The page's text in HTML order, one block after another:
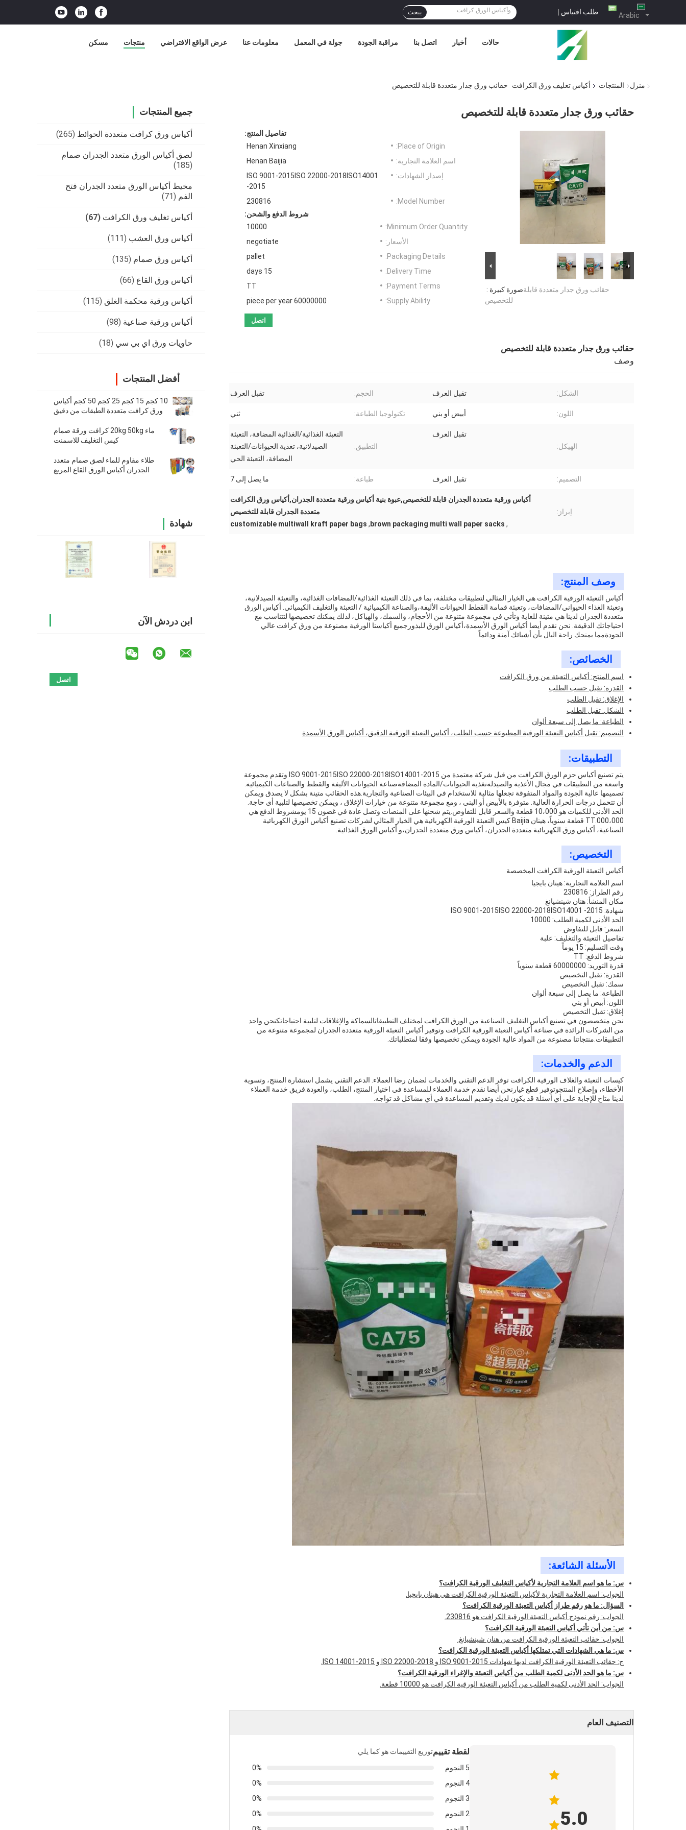
Arabic طلب اقتباس | يبحث
مسكن منتجات عرض الواقع الافتراضي معلومات عنا جولة في المعمل مراقبة الجودة اتصل بنا أخبار حالات
منزل المنتجات أكياس تغليف ورق الكرافت حقائب ورق جدار متعددة قابلة للتخصيص
جميع المنتجات
أكياس ورق كرافت متعددة الحوائط (265)
لصق أكياس الورق متعدد الجدران صمام
(185)
مخيط أكياس الورق متعدد الجدران فتح
الفم (71)
أكياس تغليف ورق الكرافت (67)
أكياس ورق العشب (111)
أكياس ورق صمام (135)
أكياس ورق القاع (66)
أكياس ورقية محكمة الغلق (115)
أكياس ورقية صناعية (98)
حاويات ورق اي بي سي (18)
أفضل المنتجات
10 كجم 15 كجم 25 كجم 50 كجم أكياس
ورق كرافت متعددة الطبقات من دقيق
ماء 20kg 50kg كرافت ورقة صمام
كيس التغليف للاسمنت
طلاء مقاوم للماء لصق صمام متعدد
الجدران أكياس الورق القاع المربع
شهادة
ابن دردش الآن
حقائب ورق جدار متعددة قابلة للتخصيص
صورة كبيرة :حقائب ورق جدار متعددة قابلة
للتخصيص
تفاصيل المنتج:
Place of Origin:
Henan Xinxiang
اسم العلامة التجارية:
Henan Baijia
إصدار الشهادات:
ISO 9001-2015ISO 22000-2018ISO14001
-2015
Model Number:
230816
شروط الدفع والشحن:
Minimum Order Quantity:
10000
الأسعار:
negotiate
Packaging Details:
pallet
Delivery Time:
15 days
Payment Terms:
TT
Supply Ability:
60000000 piece per year
اتصل
حقائب ورق جدار متعددة قابلة للتخصيص
وصف
الشكل: تقبل العرف الحجم: تقبل العرف
اللون: أبيض أو بني تكنولوجيا الطباعة: ثني
الهيكل:
تقبل العرف
التطبيق:
التعبئة الغذائية/الغذائية المضافة، التعبئة
الصيدلانية، تغذية الحيوانات/التعبئة
المضافة، التعبئة الحي
التصميم: تقبل العرف طباعة: ما يصل إلى 7
إبراز:
أكياس ورقية متعددة الجدران قابلة للتخصيص,عبوة بنية أكياس ورقية متعددة الجدران,أكياس ورق الكرافت
متعددة الجدران قابلة للتخصيص
,
brown packaging multi wall paper sacks
,
customizable multiwall kraft paper bags
وصف المنتج:
أكياس التعبئة الورقية الكرافت هي الخيار المثالي لتطبيقات مختلفة، بما في ذلك التعبئة الغذائية/المضافات الغذائية، والتعبئة الصيدلانية،
وتعبئة الغذاء الحيواني/المضافات، وتعبئة قمامة القطط الحيوانات الأليفة،والصناعة الكيميائية / التعبئة والتغليف الكيميائي. أكياس الورق
متعددة الجدران لدينا هي متينة للغاية وتأتي في مجموعة متنوعة من الأحجام، والسمك، والهياكل، لذلك يمكنك تخصيصها لتتناسب مع
احتياجاتك الدقيقة. نحن نقدم أيضا أكياس الورق الأسمدة،أكياس الورق للبذورجميع أكياسنا الورقية مصنوعة من ورق كرافت عالي
الجودةمما يمنحك راحة البال بأن أشيائك آمنة ودائماً.
الخصائص:
اسم المنتج: أكياس التعبئة من ورق الكرافت
القدرة: تقبل حسب الطلب
الإغلاق: تقبل الطلب
الشكل: تقبل الطلب
الطباعة: ما يصل إلى سبعة ألوان
التصميم: تقبل أكياس التعبئة الورقية المطبوعة حسب الطلب، أكياس التعبئة الورقية الدقيق، أكياس الورق الأسمدة
التطبيقات:
يتم تصنيع أكياس حزم الورق الكرافت من قبل شركة معتمدة من ISO 9001-2015ISO 22000-2018ISO14001-2015 وتقدم مجموعة
واسعة من التطبيقات في مجال الأغذية والصيدلةتغذية الحيوانات/المادة المضافةصناعة الحيوانات الأليفة والقطط والصناعات الكيميائية.
تصميمها عالية الجودة والمواد المتفوقة تجعلها مثالية للاستخدام في البيئات الصناعية والتجارية.هذه الحقائب متينة بشكل لا يصدق ويمكن
أن تتحمل درجات الحرارة العالية. متوفرة بالأبيض أو البني ، ومع مجموعة متنوعة من خيارات الإغلاق ، ويمكن تخصيصها لتلبية أي حاجة.
الحد الأدنى للكميات هو 10،000 قطعة والسعر قابل للتفاوض.يتم شحنها على المنصات وتصل عادة في غضون 15 يومشروط الدفع هي
TT.000،000 قطعة سنوياً، هينان Baijia كيس التعبئة الورقية الكهربائية هي الخيار المثالي لشركات تصنيع أكياس الورق الكهربائية
الصناعية، أكياس ورق الكهربائية متعددة الجدران، أكياس ورق متعددة الجدران،و أكياس الورق الغذائية.
التخصيص:
أكياس التعبئة الورقية الكرافت المخصصة
اسم العلامة التجارية: هينان بايجيا
رقم الطراز: 230816
مكان المنشأ: هنان شينشيانغ
شهادة: ISO 9001-2015ISO 22000-2018ISO14001 -2015
الحد الأدنى لكمية الطلب: 10000
السعر: قابل للتفاوض
تفاصيل التعبئة والتغليف: علبة
وقت التسليم: 15 يوماً
شروط الدفع: TT
قدرة التوريد: 60000000 قطعة سنوياً
القدرة: تقبل التخصيص
سمك: تقبل التخصيص
الطباعة: ما يصل إلى سبعة ألوان
اللون: أبيض أو بني
إغلاق: تقبل التخصيص
نحن متخصصون في تصنيع أكياس التغليف الصناعية من الورق الكرافت لمختلف التطبيقاتالسماكة والإغلاقات لتلبية احتياجاتكنحن واحد
من الشركات الرائدة في صناعة أكياس التعبئة الورقية الكرافت وتوفير أكياس التعبئة الورقية متعددة الجدران لمجموعة متنوعة من
التطبيقات.منتجاتنا مصنوعة من المواد عالية الجودة ويمكن تخصيصها وفقا لمتطلباتك.
الدعم والخدمات:
كيسات التعبئة والغلاف الورقية الكرافت توفر الدعم التقني والخدمات لضمان رضا العملاء. الدعم التقني يشمل استشارة المنتج، وتسوية
الأخطاء، وإصلاح المنتجوتوفير قطع غيارنحن أيضا نقدم خدمة العملاء للمساعدة في اختيار المنتج، الطلب، والعودة.فريق خدمة العملاء
لدينا متاح للإجابة على أي أسئلة قد يكون لديك وتقديم المساعدة في أي مشاكل قد تواجه.
الأسئلة الشائعة:
س: ما هو اسم العلامة التجارية لأكياس التغليف الورقية الكرافت؟
الجواب: اسم العلامة التجارية لأكياس التعبئة الورقية الكرافت هي هينان بايجيا.
السؤال: ما هو رقم طراز أكياس التعبئة الورقية الكرافت؟
الجواب: رقم نموذج أكياس التعبئة الورقية الكرافت هو 230816.
س: من أين تأتي أكياس التعبئة الورقية الكرافت؟
الجواب: حقائب التعبئة الورقية الكرافت من هنان شينشيانغ.
س: ما هي الشهادات التي تمتلكها أكياس التعبئة الورقية الكرافت؟
ج: حقائب التعبئة الورقية الكرافت لديها شهادات ISO 9001-2015 و ISO 22000-2018 و ISO 14001-2015.
س: ما هو الحد الأدنى لكمية الطلب من أكياس التعبئة والإغراء الورقية الكرافت؟
الجواب: الحد الأدنى لكمية الطلب من أكياس التعبئة الورقية الكرافت هو 10000 قطعة.
التصنيف العام
5.0
لقطة تقييمتوزيع التقييمات هو كما يلي
5 النجوم
0%
4 النجوم
0%
3 النجوم
0%
2 النجوم
0%